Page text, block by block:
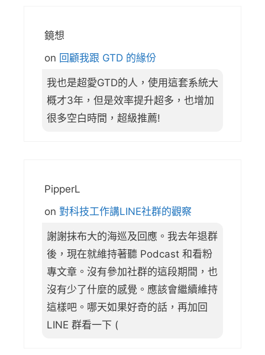
鏡想
on 回顧我跟 GTD 的緣份
我也是超愛GTD的人，使用這套系統大
概才3年，但是效率提升超多，也增加
很多空白時間，超級推薦!
PipperL
on 對科技工作講LINE社群的觀察
謝謝抹布大的海巡及回應。我去年退群
後，現在就維持著聽 Podcast 和看粉
專文章。沒有參加社群的這段期間，也
沒有少了什麼的感覺。應該會繼續維持
這樣吧。哪天如果好奇的話，再加回
LINE 群看一下 (